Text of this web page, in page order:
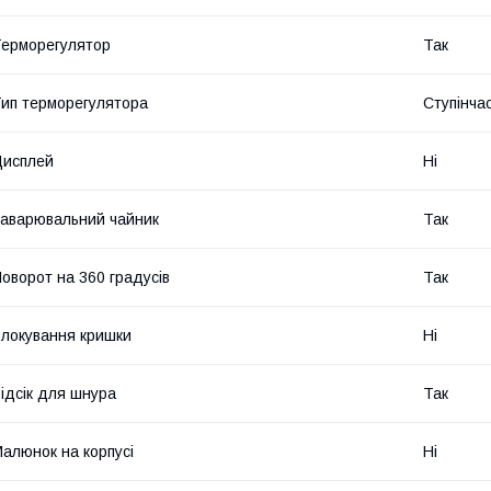
Так
терморегулятора
Ні
чайник Так
на 360 градусів Так
кришки Ні
для шнура Так
на корпусі Ні